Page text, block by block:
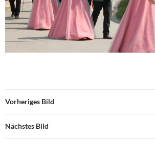
Vorheriges Bild
Nächstes Bild